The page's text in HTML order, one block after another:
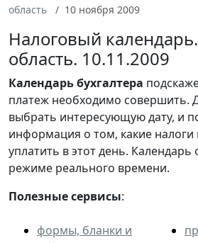
область
10 ноября 2009
Налоговый
область. 10.11.2009
Календарьбухгалтера
платеж необходимо совершить.
выбрать интересующую дату, и
информация о том, какие
уплатить в этот день. Календарь
режиме реального времени.
Полезные сервисы:
формы, бланки и